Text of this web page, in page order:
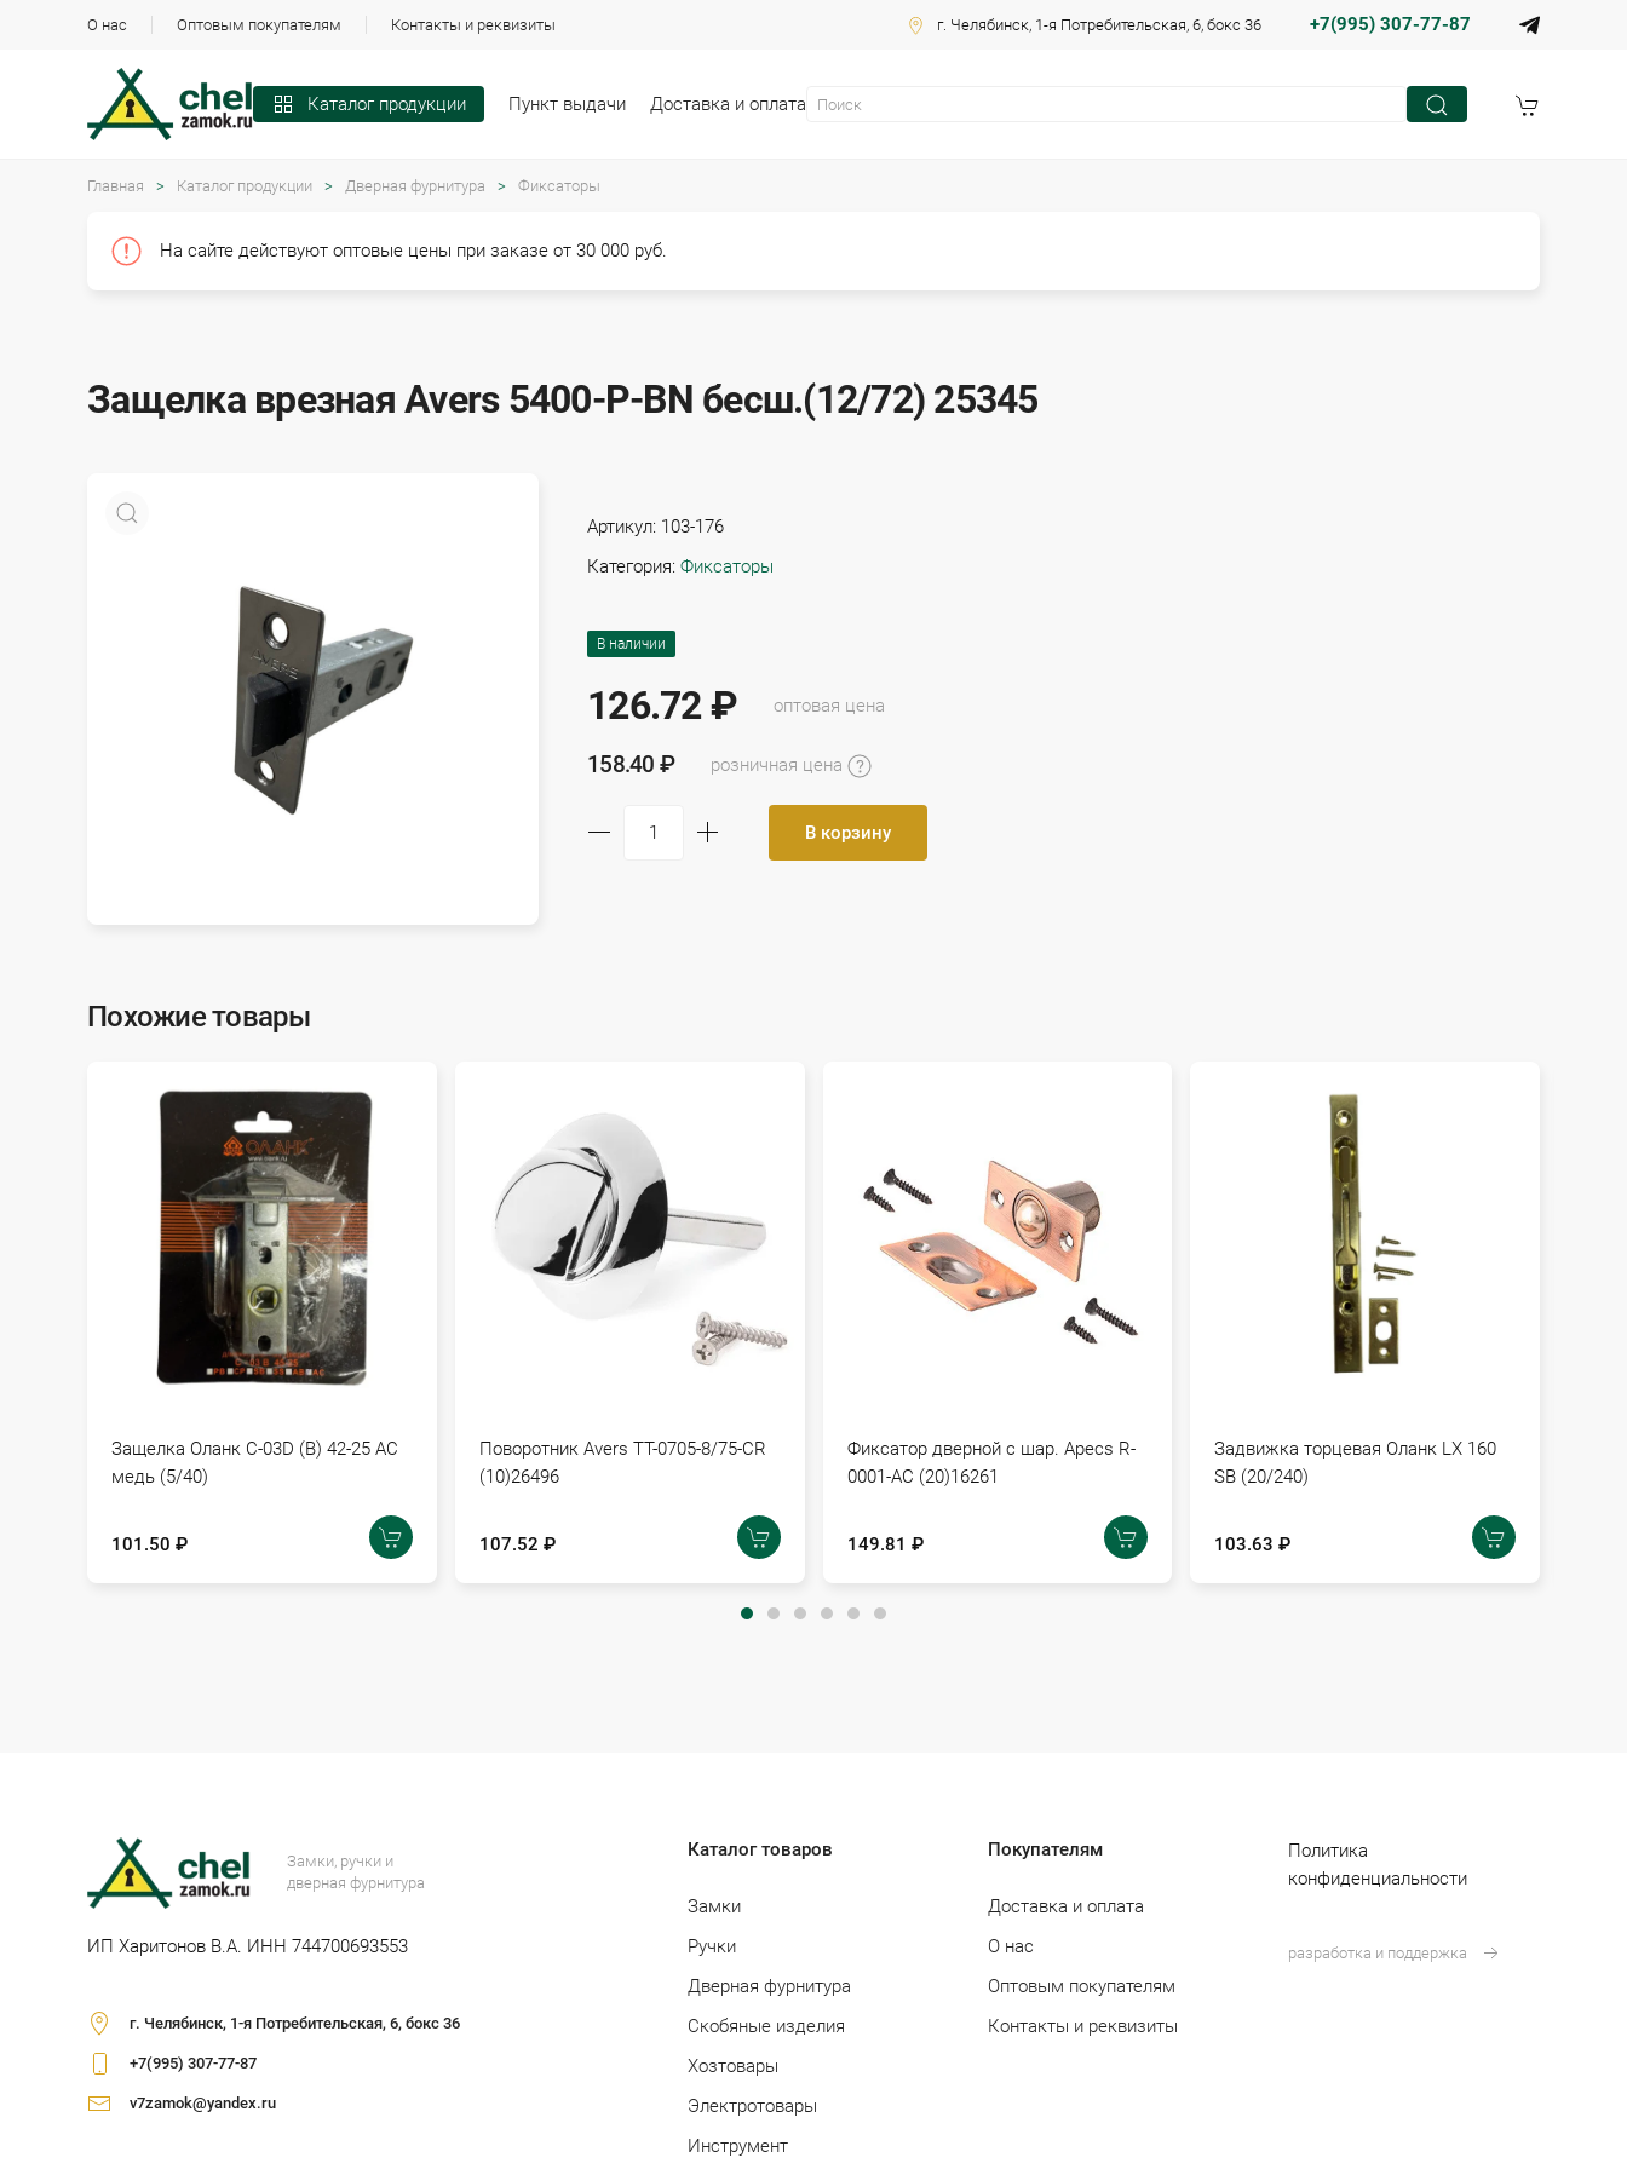
О нас Оптовым покупателям Контакты и реквизиты г. Челябинск, 1-я Потребительская, 6, бокс 36 +7(995) 307-77-87
Каталог продукции Пункт выдачи Доставка и оплата
Главная Каталог продукции Дверная фурнитура Фиксаторы
На сайте действуют оптовые цены при заказе от 30 000 руб.
Защелка врезная Avers 5400-P-BN бесш.(12/72) 25345
Артикул: 103-176
Категория: Фиксаторы
В наличии
126.72 ₽ оптовая цена
158.40 ₽ розничная цена
В корзину
Похожие товары
Защелка Оланк C-03D (B) 42-25 AС
медь (5/40)
101.50 ₽
Поворотник Avers TT-0705-8/75-CR
(10)26496
107.52 ₽
Фиксатор дверной с шар. Apecs R-
0001-AC (20)16261
149.81 ₽
Задвижка торцевая Оланк LX 160
SВ (20/240)
103.63 ₽
Замки, ручки и
дверная фурнитура
ИП Харитонов В.А. ИНН 744700693553
г. Челябинск, 1-я Потребительская, 6, бокс 36
+7(995) 307-77-87
v7zamok@yandex.ru
Каталог товаров
Замки
Ручки
Дверная фурнитура
Скобяные изделия
Хозтовары
Электротовары
Инструмент
Покупателям
Доставка и оплата
О нас
Оптовым покупателям
Контакты и реквизиты
Политика
конфиденциальности
разработка и поддержка